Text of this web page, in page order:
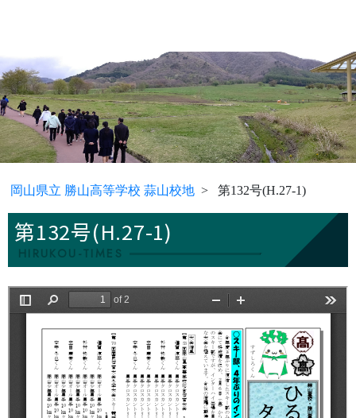
岡山県立 勝山高等学校 蒜山校地 第132号(H.27-1)
第132号(H.27-1)
HIRUKOU-TIMES